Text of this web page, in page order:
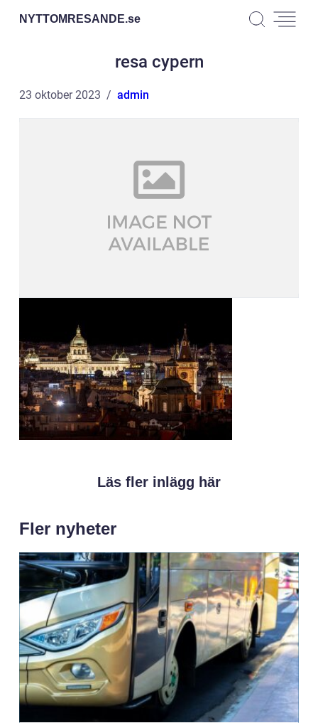
NYTTOMRESANDE.se
resa cypern
23 oktober 2023 admin
Läs fler inlägg här
Fler nyheter